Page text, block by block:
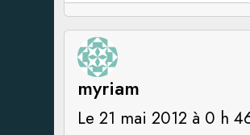
myriam
Le 21 mai 2012 à 0 h